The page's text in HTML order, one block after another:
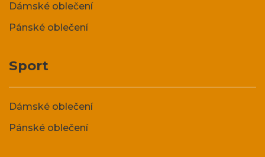
Dámské oblečení
Pánské oblečení
Sport
Dámské oblečení
Pánské oblečení